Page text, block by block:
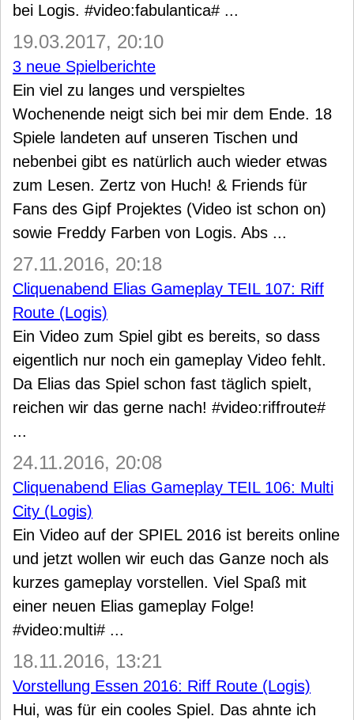
bei Logis. #video:fabulantica# ...
19.03.2017, 20:10
3 neue Spielberichte
Ein viel zu langes und verspieltes
Wochenende neigt sich bei mir dem Ende. 18
Spiele landeten auf unseren Tischen und
nebenbei gibt es natürlich auch wieder etwas
zum Lesen. Zertz von Huch! & Friends für
Fans des Gipf Projektes (Video ist schon on)
sowie Freddy Farben von Logis. Abs ...
27.11.2016, 20:18
Cliquenabend Elias Gameplay TEIL 107: Riff
Route (Logis)
Ein Video zum Spiel gibt es bereits, so dass
eigentlich nur noch ein gameplay Video fehlt.
Da Elias das Spiel schon fast täglich spielt,
reichen wir das gerne nach! #video:riffroute#
...
24.11.2016, 20:08
Cliquenabend Elias Gameplay TEIL 106: Multi
City (Logis)
Ein Video auf der SPIEL 2016 ist bereits online
und jetzt wollen wir euch das Ganze noch als
kurzes gameplay vorstellen. Viel Spaß mit
einer neuen Elias gameplay Folge!
#video:multi# ...
18.11.2016, 13:21
Vorstellung Essen 2016: Riff Route (Logis)
Hui, was für ein cooles Spiel. Das ahnte ich